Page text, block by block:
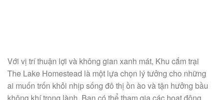
Với vị trí thuận lợi và không gian xanh mát, Khu cắm trại
The Lake Homestead là một lựa chọn lý tưởng cho những
ai muốn trốn khỏi nhịp sống đô thị ồn ào và tận hưởng bầu